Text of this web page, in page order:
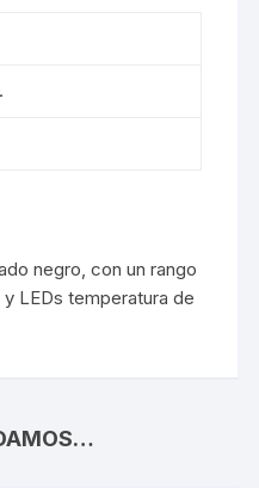
negro, con un rango
LEDs temperatura de